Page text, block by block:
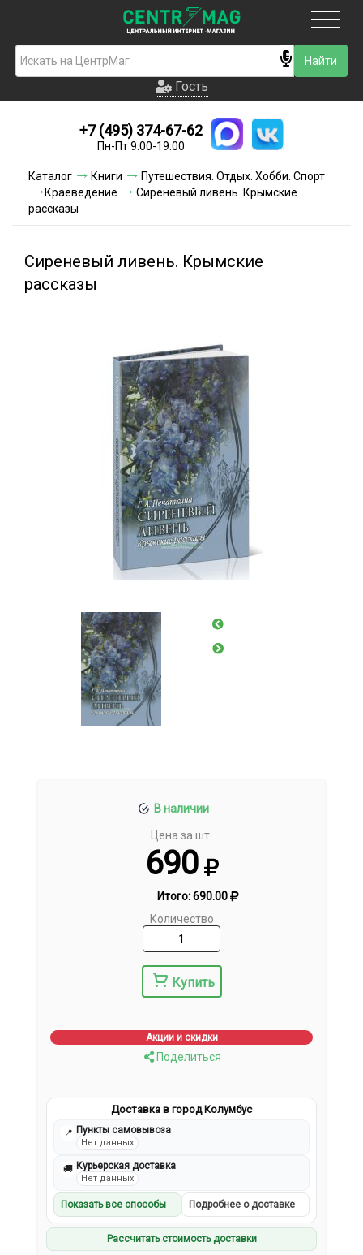
Гость
Новинки
Условия доставки
Гость
+7 (495) 374-67-62
Пн-Пт 9:00-19:00
Каталог Книги
Путешествия. Отдых. Хобби. Спорт
Краеведение
Сиреневый ливень. Крымские
рассказы
Сиреневый ливень. Крымские
рассказы
В наличии
Цена за шт.
690
Итого:690.00
Количество
Купить
Акции и скидки
Поделиться
Доставка в город Колумбус
📍 Пункты самовывоза
Нет данных
🚚 Курьерская доставка
Нет данных
Показать все способы Подробнее о доставке
Рассчитать стоимость доставки